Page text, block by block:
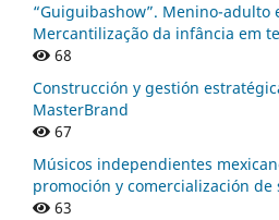
“Guiguibashow”. Menino-adulto
Mercantilização da infância em
68
Construcción y gestión
MasterBrand
67
Músicos independientes
promoción y comercialización de
63